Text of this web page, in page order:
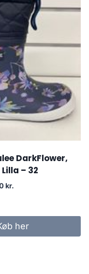
DarkFlower,
– 32
kr..
kr.
er:
314.30 kr..
her